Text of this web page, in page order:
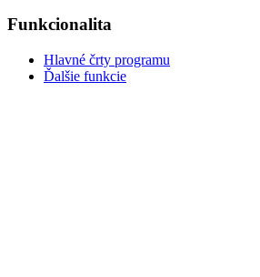
Funkcionalita
Hlavné črty programu
Ďalšie funkcie